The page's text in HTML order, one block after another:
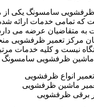
ظرفشویی سامسونگ یکی از
تمامی خدمات ارائه شده
به متقاضیان عرضه می
مرکز تعمیر ظرفشویی
نیست و کلیه خدمات
ظرفشویی سامسونگ
تعمیر انواع ظرفشویی
ماشین ظرفشویی
برقی ظرفشویی